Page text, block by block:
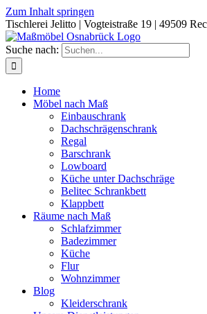
Zum Inhalt springen
Tischlerei Jelitto | Vogteistraße 19 | 49509
Suche nach:
Home
Möbel nach Maß
Einbauschrank
Dachschrägenschrank
Regal
Barschrank
Lowboard
Küche unter Dachschräge
Belitec Schrankbett
Klappbett
Räume nach Maß
Schlafzimmer
Badezimmer
Küche
Flur
Wohnzimmer
Blog
Kleiderschrank